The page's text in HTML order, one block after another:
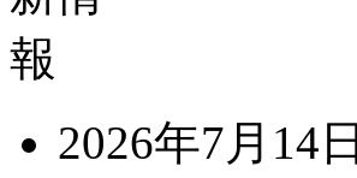
2026年7月14日